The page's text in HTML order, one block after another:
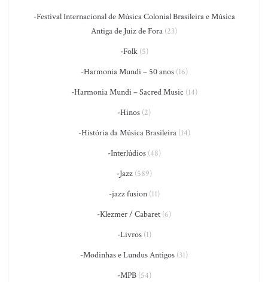
-Festival Internacional de Música Colonial Brasileira e Música
Antiga de Juiz de Fora (23)
-Folk(5)
-Harmonia Mundi – 50 anos(16)
-Harmonia Mundi – Sacred Music (14)
-Hinos (2)
-História da Música Brasileira(14)
-Interlúdios(48)
-Jazz(589)
-jazz fusion(11)
-Klezmer / Cabaret (6)
-Livros(1)
-Modinhas e Lundus Antigos (31)
-MPB(54)